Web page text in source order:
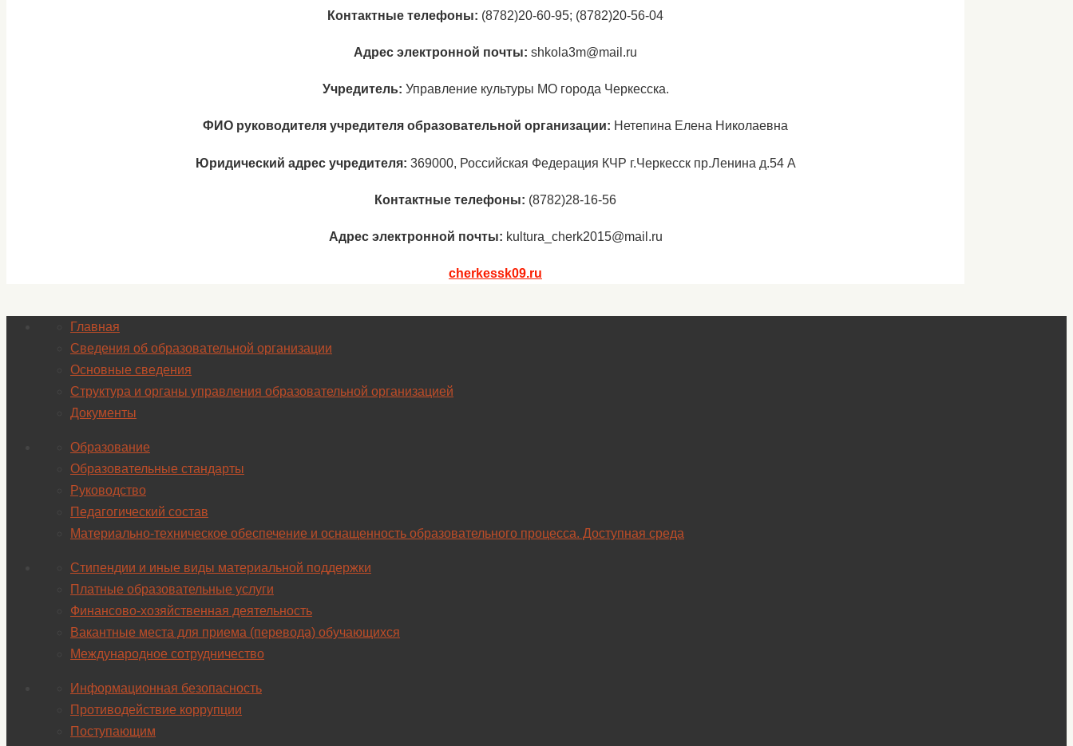
Контактные телефоны: (8782)20-60-95; (8782)20-56-04
Адрес электронной почты: shkola3m@mail.ru
Учредитель: Управление культуры МО города Черкесска.
ФИО руководителя учредителя образовательной организации: Нетепина Елена Николаевна
Юридический адрес учредителя: 369000, Российская Федерация КЧР г.Черкесск пр.Ленина д.54 А
Контактные телефоны: (8782)28-16-56
Адрес электронной почты: kultura_cherk2015@mail.ru
cherkessk09.ru
Главная
Сведения об образовательной организации
Основные сведения
Структура и органы управления образовательной организацией
Документы
Образование
Образовательные стандарты
Руководство
Педагогический состав
Материально-техническое обеспечение и оснащенность образовательного процесса. Доступная среда
Стипендии и иные виды материальной поддержки
Платные образовательные услуги
Финансово-хозяйственная деятельность
Вакантные места для приема (перевода) обучающихся
Международное сотрудничество
Информационная безопасность
Противодействие коррупции
Поступающим